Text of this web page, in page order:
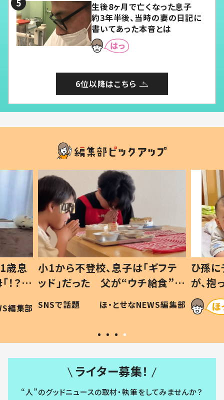
生後8ヶ月で亡くなった息子
約3年半後、当時の妻の日記に
書いてあった本音とは
6位以降はこちら
歳息
？」
編集部
小1から不登校、息子は「ギフテ
ッド」だった 父が“ウチ給食”を
作り続ける理由とは #令和の親
#令和の子
SNSで話題 ほ・とせなNEWS編集部
ひ孫
が、
「涙が
い」
ライター募集！
“人”のグッドニュースの取材・執筆をしてみませんか？